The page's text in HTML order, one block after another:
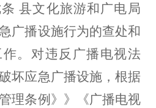
条县文化旅游和广电局
广播设施行为的查处和
。对违反广播电视法
坏应急广播设施，根据
理条例 》》
《广播电视